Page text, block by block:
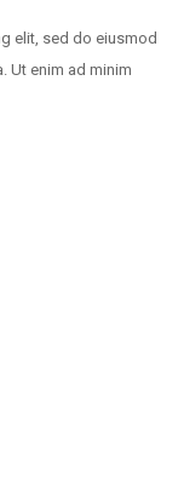
elit, sed do eiusmod
Ut enim ad minim